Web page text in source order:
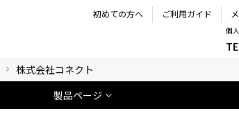
初めての方へ ご利用ガイド
個
株式会社コネクト
製品ページ